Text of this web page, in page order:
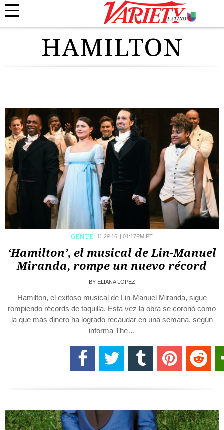
HAMILTON
GENTE 11.29.16 | 01:17PM PT
‘Hamilton’, el musical de Lin-Manuel
Miranda, rompe un nuevo récord
BY ELIANA LOPEZ
Hamilton, el exitoso musical de Lin-Manuel Miranda, sigue
rompiendo récords de taquilla. Esta vez la obra se coronó como
la que más dinero ha logrado recaudar en una semana, según
informa The…